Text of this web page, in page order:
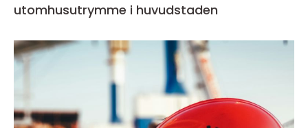
utomhusutrymme i huvudstaden